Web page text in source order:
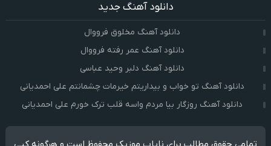
دانلود آهنگ جدید
دانلود آهنگ مخلوق فرووال
دانلود آهنگ عمر رفته فرووال
دانلود آهنگ دلبر وحید عباسی
دانلود آهنگ تو خواب و بیداریتم خیرمات چشمانتم علی احمدیانی
دانلود آهنگ روزگار بیا مردم واسه قلب ترک خورم علی احمدیانی